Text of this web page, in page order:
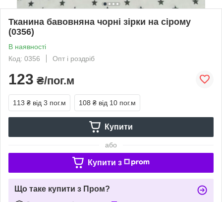
Тканина бавовняна чорні зірки на сірому
(0356)
В наявності
Код: 0356
Опт і роздріб
123 ₴/пог.м
113 ₴ від 3 пог.м 108 ₴ від 10 пог.м
Купити
або
Купити з
Що таке купити з Пром?